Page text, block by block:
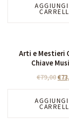
AGGIUNGI
Arti e Mestieri
Chiave
€79,00€
AGGIUNGI